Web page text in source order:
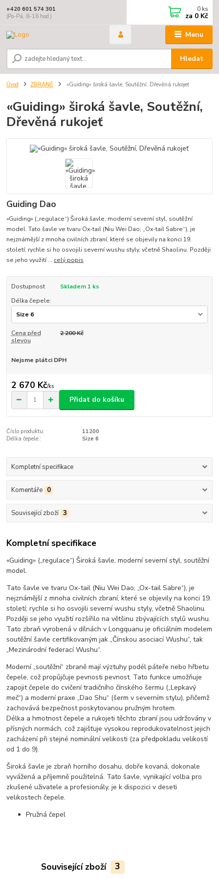
Menu
Hledat
+420 601 574 301
(Po-Pá, 8-16 hod.)
0 ks
za 0 Kč
Úvod ZBRANĚ «Guiding» široká šavle, Soutěžní, Dřevěná rukojeť
«Guiding» široká šavle, Soutěžní,
Dřevěná rukojeť
Guiding Dao
«Guiding» („regulace“) Široká šavle, moderní severní styl, soutěžní
model. Tato šavle ve tvaru Ox-tail (Niu Wei Dao; „Ox-tail Sabre“), je
nejznámější z mnoha civilních zbraní, které se objevily na konci 19.
století; rychle si ho osvojili severní wushu styly, včetně Shaolinu. Později
se jeho využití ... celý popis
Dostupnost
Skladem 1 ks
Délka čepele:
Cena před
slevou
2 200 Kč
Nejsme plátci DPH
2 670 Kč/ks
Přidat do košíku
Číslo produktu:
11200
Délka čepele::
Size 6
Kompletní specifikace
Komentáře 0
Související zboží 3
Kompletní specifikace
«Guiding» („regulace“) Široká šavle, moderní severní styl, soutěžní
model.
Tato šavle ve tvaru Ox-tail (Niu Wei Dao; „Ox-tail Sabre“), je
nejznámější z mnoha civilních zbraní, které se objevily na konci 19.
století; rychle si ho osvojili severní wushu styly, včetně Shaolinu.
Později se jeho využití rozšířilo na většinu zbývajících stylů wushu.
Tato zbraň vyrobená v dílnách v Longquanu je oficiálním modelem
soutěžní šavle certifikovaným jak „Čínskou asociací Wushu“, tak
„Mezinárodní federací Wushu“.
Moderní „soutěžní“ zbraně mají výztuhy podél páteře nebo hřbetu
čepele, což propůjčuje pevnosti pevnost. Tato funkce umožňuje
zapojit čepele do cvičení tradičního čínského šermu („Lepkavý
meč“) a moderní praxe „Dao Shu“ (šerm v severním stylu), přičemž
zachovává bezpečnost poskytovanou pružným hrotem.
Délka a hmotnost čepele a rukojeti těchto zbraní jsou udržovány v
přísných normách, což zajišťuje vysokou reprodukovatelnost jejich
zacházení při stejné nominální velikosti (za předpokladu velikostí
od 1 do 9).
Široká šavle je zbraň horního dosahu, dobře kovaná, dokonale
vyvážená a příjemně použitelná. Tato šavle, vynikající volba pro
zkušené uživatele a profesionály, je k dispozici v deseti
velikostech čepele.
Pružná čepel
Související zboží 3